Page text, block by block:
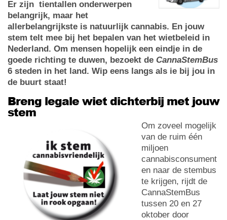
Er zijn tientallen onderwerpen
belangrijk, maar het
allerbelangrijkste is natuurlijk cannabis. En jouw
stem telt mee bij het bepalen van het wietbeleid in
Nederland. Om mensen hopelijk een eindje in de
goede richting te duwen, bezoekt de CannaStemBus
6 steden in het land. Wip eens langs als ie bij jou in
de buurt staat!
Breng legale wiet dichterbij met jouw
stem
Om zoveel mogelijk
van de ruim één
miljoen
cannabisconsument
en naar de stembus
te krijgen, rijdt de
CannaStemBus
tussen 20 en 27
oktober door